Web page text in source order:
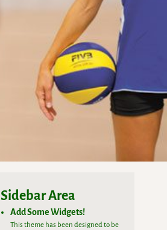
Sidebar Area
Add Some Widgets!
This theme has been designed to be